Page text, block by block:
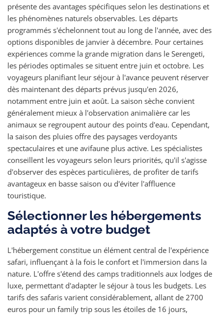
présente des avantages spécifiques selon les destinations et
les phénomènes naturels observables. Les départs
programmés s'échelonnent tout au long de l'année, avec des
options disponibles de janvier à décembre. Pour certaines
expériences comme la grande migration dans le Serengeti,
les périodes optimales se situent entre juin et octobre. Les
voyageurs planifiant leur séjour à l'avance peuvent réserver
dès maintenant des départs prévus jusqu'en 2026,
notamment entre juin et août. La saison sèche convient
généralement mieux à l'observation animalière car les
animaux se regroupent autour des points d'eau. Cependant,
la saison des pluies offre des paysages verdoyants
spectaculaires et une avifaune plus active. Les spécialistes
conseillent les voyageurs selon leurs priorités, qu'il s'agisse
d'observer des espèces particulières, de profiter de tarifs
avantageux en basse saison ou d'éviter l'affluence
touristique.
Sélectionner les hébergements
adaptés à votre budget
L'hébergement constitue un élément central de l'expérience
safari, influençant à la fois le confort et l'immersion dans la
nature. L'offre s'étend des camps traditionnels aux lodges de
luxe, permettant d'adapter le séjour à tous les budgets. Les
tarifs des safaris varient considérablement, allant de 2700
euros pour un family trip sous les étoiles de 16 jours,